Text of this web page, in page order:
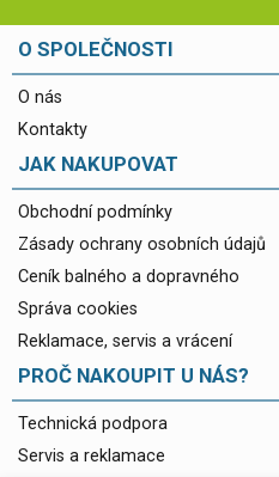
O SPOLEČNOSTI
O nás
Kontakty
JAK NAKUPOVAT
Obchodní podmínky
Zásady ochrany osobních údajů
Ceník balného a dopravného
Správa cookies
Reklamace, servis a vrácení
PROČ NAKOUPIT U NÁS?
Technická podpora
Servis a reklamace